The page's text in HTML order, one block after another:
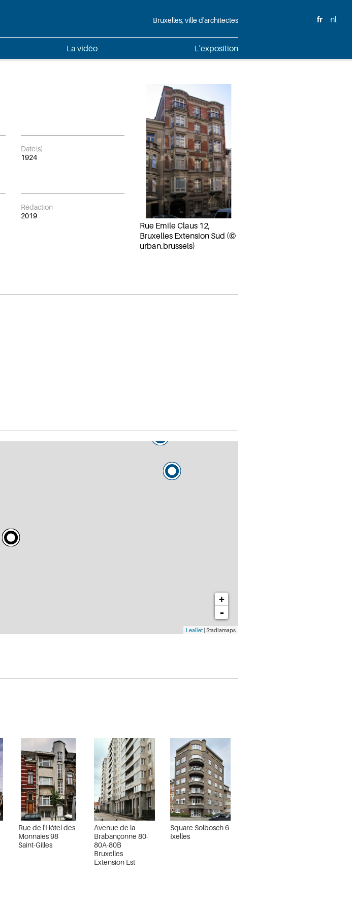
Bruxelles, ville d'architectes
La vidéo L'exposition
fr nl
Date(s)
1924
Rédaction
2019
Rue Emile Claus 12,
Bruxelles Extension Sud (©
urban.brussels)
+
-
Leaflet | Stadiamaps
Rue de l'Hôtel des
Monnaies 98
Saint-Gilles
Avenue de la
Brabançonne 80-
80A-80B
Bruxelles
Extension Est
Square Solbosch 6
Ixelles